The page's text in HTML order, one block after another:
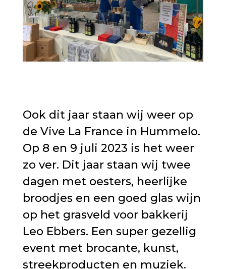
Ook dit jaar staan wij weer op
de Vive La France in Hummelo.
Op 8 en 9 juli 2023 is het weer
zo ver. Dit jaar staan wij twee
dagen met oesters, heerlijke
broodjes en een goed glas wijn
op het grasveld voor bakkerij
Leo Ebbers. Een super gezellig
event met brocante, kunst,
streekproducten en muziek.